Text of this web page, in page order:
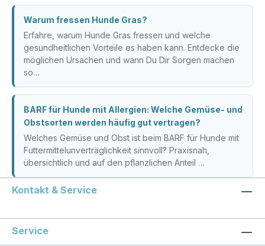
Warum fressen Hunde Gras?
Erfahre, warum Hunde Gras fressen und welche
gesundheitlichen Vorteile es haben kann. Entdecke die
möglichen Ursachen und wann Du Dir Sorgen machen
so…
BARF für Hunde mit Allergien: Welche Gemüse- und
Obstsorten werden häufig gut vertragen?
Welches Gemüse und Obst ist beim BARF für Hunde mit
Futtermittelunverträglichkeit sinnvoll? Praxisnah,
übersichtlich und auf den pflanzlichen Anteil …
Kontakt & Service
Service